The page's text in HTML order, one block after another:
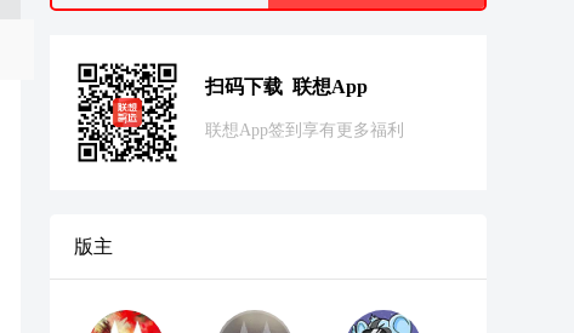
扫码下载 联想App
联想App签到享有更多福利
版主